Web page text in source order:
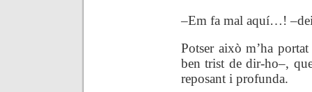
–Em fa mal aquí…!
Potser això m’ha
ben trist de dir-ho–,
reposant i profunda.